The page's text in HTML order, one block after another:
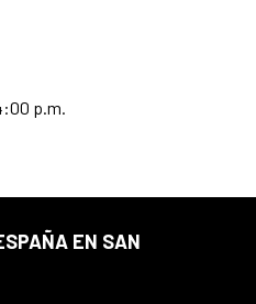
p.m.
EN SAN